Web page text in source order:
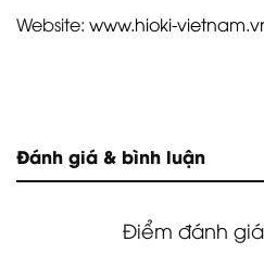
Website: www.hioki-
Đánh giá & bình luận
Điểm đánh